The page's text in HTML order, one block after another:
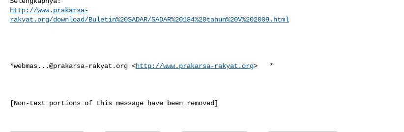
http://www.prakarsa-
rakyat.org/download/Buletin%20SADAR/SADAR%20184%20tahun%20V%202009.html
*webmas...@prakarsa-rakyat.org <http://www.prakarsa-rakyat.org>   *
[Non-text portions of this message have been removed]